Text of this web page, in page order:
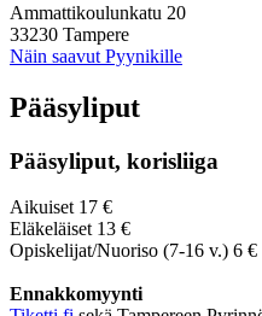
Ammattikoulunkatu 20
33230 Tampere
Näin saavut Pyynikille
Pääsyliput
Pääsyliput, korisliiga
Aikuiset 17 €
Eläkeläiset 13 €
Opiskelijat/Nuoriso (7-16 v.) 6 €
Ennakkomyynti